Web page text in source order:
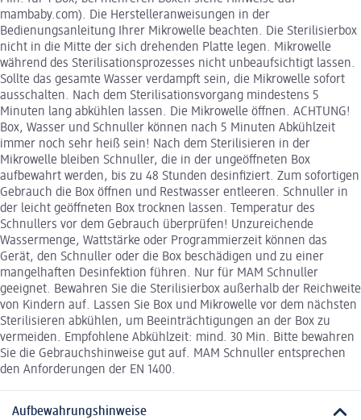
mambaby.com). Die Herstelleranweisungen in der
Bedienungsanleitung Ihrer Mikrowelle beachten. Die Sterilisierbox
nicht in die Mitte der sich drehenden Platte legen. Mikrowelle
während des Sterilisationsprozesses nicht unbeaufsichtigt lassen.
Sollte das gesamte Wasser verdampft sein, die Mikrowelle sofort
ausschalten. Nach dem Sterilisationsvorgang mindestens 5
Minuten lang abkühlen lassen. Die Mikrowelle öffnen. ACHTUNG!
Box, Wasser und Schnuller können nach 5 Minuten Abkühlzeit
immer noch sehr heiß sein! Nach dem Sterilisieren in der
Mikrowelle bleiben Schnuller, die in der ungeöffneten Box
aufbewahrt werden, bis zu 48 Stunden desinfiziert. Zum sofortigen
Gebrauch die Box öffnen und Restwasser entleeren. Schnuller in
der leicht geöffneten Box trocknen lassen. Temperatur des
Schnullers vor dem Gebrauch überprüfen! Unzureichende
Wassermenge, Wattstärke oder Programmierzeit können das
Gerät, den Schnuller oder die Box beschädigen und zu einer
mangelhaften Desinfektion führen. Nur für MAM Schnuller
geeignet. Bewahren Sie die Sterilisierbox außerhalb der Reichweite
von Kindern auf. Lassen Sie Box und Mikrowelle vor dem nächsten
Sterilisieren abkühlen, um Beeinträchtigungen an der Box zu
vermeiden. Empfohlene Abkühlzeit: mind. 30 Min. Bitte bewahren
Sie die Gebrauchshinweise gut auf. MAM Schnuller entsprechen
den Anforderungen der EN 1400.
Aufbewahrungshinweise